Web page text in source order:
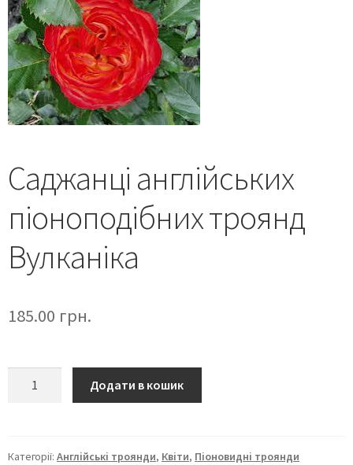
Саджанці англійських
піоноподібних троянд
Вулканіка
185.00 грн.
Додати в кошик
Категорії: Англійські троянди, Квіти, Піоновидні троянди